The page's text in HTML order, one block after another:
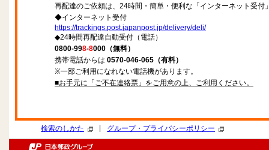
再配達のご依頼は、24時間・簡単・便利な「インターネット受
◆インターネット受付
https://trackings.post.japanpost.jp/delivery/deli/
◆24時間再配達自動受付（電話）
0800-998-8000（無料）
携帯電話からは 0570-046-065（有料）
※一部ご利用になれない電話機があります。
■お手元に「ご不在連絡票」をご用意の上、ご利用ください。
検索のしかた グループ・プライバシーポリシー